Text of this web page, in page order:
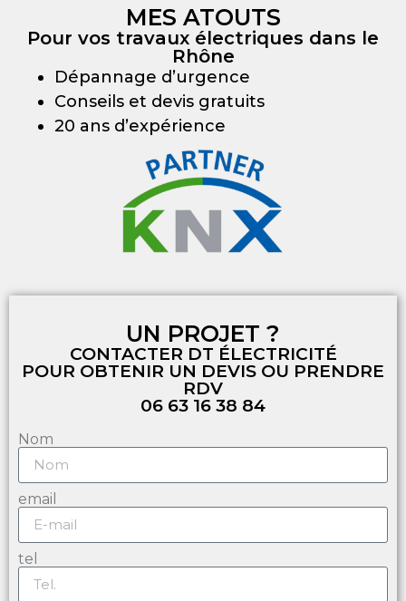
MES ATOUTS
Pour vos travaux électriques dans le
Rhône
Dépannage d’urgence
Conseils et devis gratuits
20 ans d’expérience
UN PROJET ?
CONTACTER DT ÉLECTRICITÉ
POUR OBTENIR UN DEVIS OU PRENDRE
RDV
06 63 16 38 84
Nom
email
tel